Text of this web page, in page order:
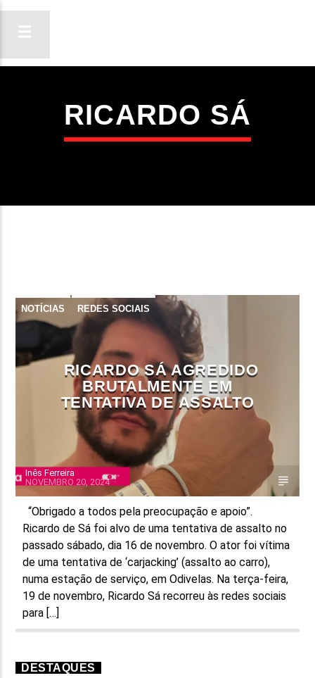
ON FM
LIGA-TE
TÍTULO
ARTISTA
ON FM
RICARDO SÁ
NOTÍCIAS REDES SOCIAIS
RICARDO SÁ AGREDIDO
BRUTALMENTE EM
TENTATIVA DE ASSALTO
Inês Ferreira
NOVEMBRO 20, 2024
“Obrigado a todos pela preocupação e apoio”.
Ricardo de Sá foi alvo de uma tentativa de assalto no
passado sábado, dia 16 de novembro. O ator foi vítima
de uma tentativa de ‘carjacking’ (assalto ao carro),
numa estação de serviço, em Odivelas. Na terça-feira,
19 de novembro, Ricardo Sá recorreu às redes sociais
para […]
DESTAQUES